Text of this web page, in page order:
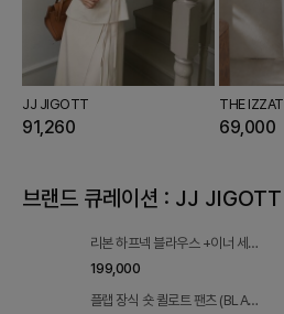
JJ JIGOTT
91,260
THE IZZAT
69,000
브랜드 큐레이션 : JJ JIGOTT
리본 하프넥 블라우스 +이너 세트
(BEIGE)
199,000
플랩 장식 숏 퀼로트 팬츠 (BLAC